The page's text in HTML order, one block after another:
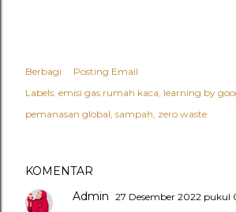
Berbagi
Posting Email
Labels: emisi gas rumah kaca learning by
pemanasan global sampah zero waste
KOMENTAR
Admin 27 Desember 2022 pukul